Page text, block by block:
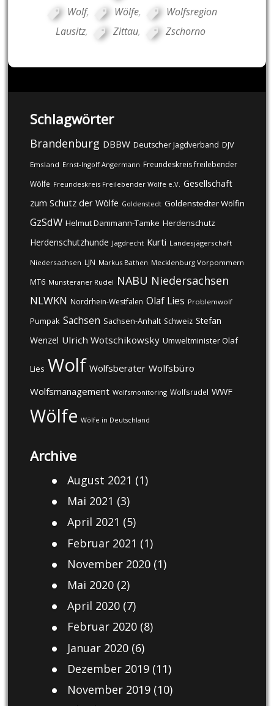
Wolf, Wölfe,
Wolfsregion
Lausitz, Zittau, Zschorno
Schlagwörter
Brandenburg DBBW Deutscher Jagdverband DJV
Emsland Ernst-Ingolf Angermann Freundeskreis freilebender
Wölfe Freundeskreis Freilebender Wölfe e.V. Gesellschaft
zum Schutz der Wölfe Goldenstedt Goldenstedter Wölfin
GzSdW Helmut Dammann-Tamke Herdenschutz
Herdenschutzhunde Jagdrecht Kurti Landesjägerschaft
Niedersachsen LJN Markus Bathen Mecklenburg Vorpommern
MT6 Munsteraner Rudel NABU Niedersachsen
NLWKN Nordrhein-Westfalen Olaf Lies Problemwolf
Pumpak Sachsen Sachsen-Anhalt Schweiz Stefan
Wenzel Ulrich Wotschikowsky Umweltminister Olaf
Lies Wolf Wolfsberater Wolfsbüro
Wolfsmanagement Wolfsmonitoring Wolfsrudel WWF
Wölfe Wölfe in Deutschland
Archive
August 2021 (1)
Mai 2021 (3)
April 2021 (5)
Februar 2021 (1)
November 2020(1)
Mai 2020(2)
April 2020(7)
Februar 2020(8)
Januar 2020(6)
Dezember 2019(11)
November 2019(10)